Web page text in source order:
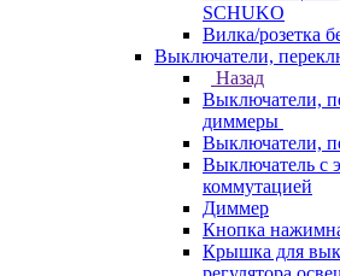
SCHUKO
Вилка/розетка
Выключатели,
Назад
Выключатели,
диммеры
Выключатели,
Выключатель с
коммутацией
Диммер
Кнопка
Крышка для